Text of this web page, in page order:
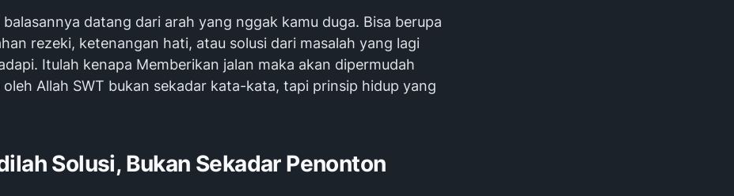
balasannya datang dari arah yang nggak kamu duga. Bisa berupa
rezeki, ketenangan hati, atau solusi dari masalah yang lagi
Itulah kenapa Memberikan jalan maka akan dipermudah
oleh Allah SWT bukan sekadar kata-kata, tapi prinsip hidup yang
Solusi, Bukan Sekadar Penonton